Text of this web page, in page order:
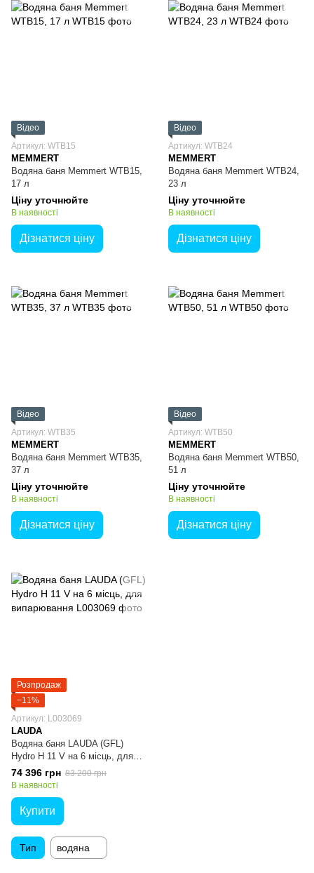
Відео
Артикул: WTB15
MEMMERT
Водяна баня Memmert WTB15,
17 л
Ціну уточнюйте
В наявності
Дізнатися ціну
Відео
Артикул: WTB24
MEMMERT
Водяна баня Memmert WTB24,
23 л
Ціну уточнюйте
В наявності
Дізнатися ціну
Відео
Артикул: WTB35
MEMMERT
Водяна баня Memmert WTB35,
37 л
Ціну уточнюйте
В наявності
Дізнатися ціну
Відео
Артикул: WTB50
MEMMERT
Водяна баня Memmert WTB50,
51 л
Ціну уточнюйте
В наявності
Дізнатися ціну
Розпродаж
−11%
Артикул: L003069
LAUDA
Водяна баня LAUDA (GFL)
Hydro H 11 V на 6 місць, для
випарювання
74 396 грн 83 200 грн
В наявності
Купити
Тип водяна